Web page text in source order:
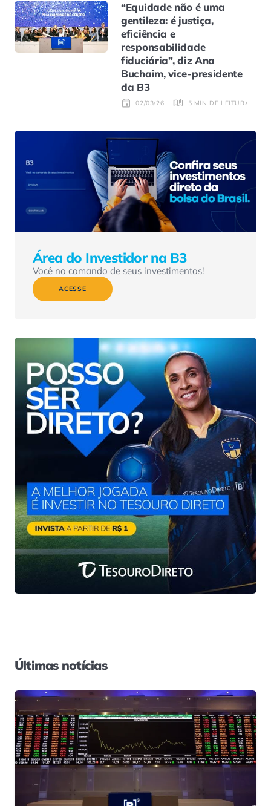
“Equidade não é uma
gentileza: é justiça,
eficiência e
responsabilidade
fiduciária”, diz Ana
Buchaim, vice-presidente
da B3
02/03/26 5 MIN DE LEITURA
Área do Investidor na B3
Você no comando de seus investimentos!
ACESSE
Últimas notícias